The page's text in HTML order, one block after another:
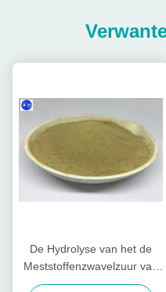
De Hydrolyse van het de
Meststoffenzwavelzuur van
de aminozuurlandbouw